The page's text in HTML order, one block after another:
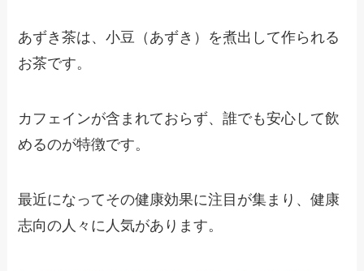
あずき茶は、小豆（あずき）を煮出して作られる
お茶です。
カフェインが含まれておらず、誰でも安心して飲
めるのが特徴です。
最近になってその健康効果に注目が集まり、健康
志向の人々に人気があります。